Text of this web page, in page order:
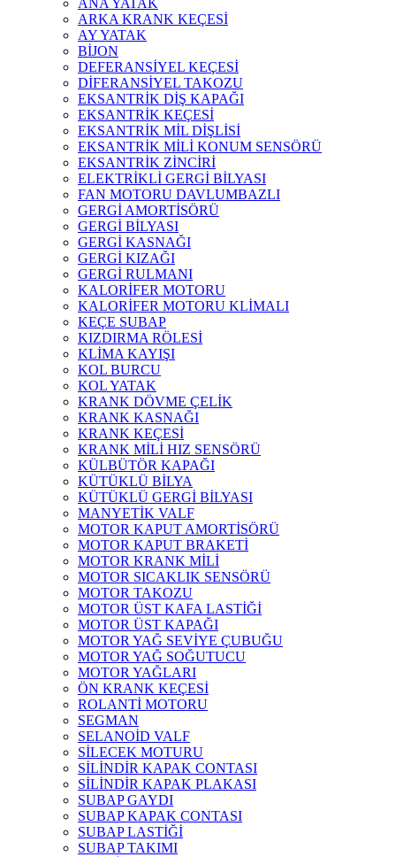
ANA YATAK
ARKA KRANK KEÇESİ
AY YATAK
BİJON
DEFERANSİYEL KEÇESİ
DİFERANSİYEL TAKOZU
EKSANTRİK DİŞ KAPAĞI
EKSANTRİK KEÇESİ
EKSANTRİK MİL DİŞLİSİ
EKSANTRİK MİLİ KONUM SENSÖRÜ
EKSANTRİK ZİNCİRİ
ELEKTRİKLİ GERGİ BİLYASI
FAN MOTORU DAVLUMBAZLI
GERGİ AMORTİSÖRÜ
GERGİ BİLYASI
GERGİ KASNAĞI
GERGİ KIZAĞI
GERGİ RULMANI
KALORİFER MOTORU
KALORİFER MOTORU KLİMALI
KEÇE SUBAP
KIZDIRMA RÖLESİ
KLİMA KAYIŞI
KOL BURCU
KOL YATAK
KRANK DÖVME ÇELİK
KRANK KASNAĞI
KRANK KEÇESİ
KRANK MİLİ HIZ SENSÖRÜ
KÜLBÜTÖR KAPAĞI
KÜTÜKLÜ BİLYA
KÜTÜKLÜ GERGİ BİLYASI
MANYETİK VALF
MOTOR KAPUT AMORTİSÖRÜ
MOTOR KAPUT BRAKETİ
MOTOR KRANK MİLİ
MOTOR SICAKLIK SENSÖRÜ
MOTOR TAKOZU
MOTOR ÜST KAFA LASTİĞİ
MOTOR ÜST KAPAĞI
MOTOR YAĞ SEVİYE ÇUBUĞU
MOTOR YAĞ SOĞUTUCU
MOTOR YAĞLARI
ÖN KRANK KEÇESİ
ROLANTİ MOTORU
SEGMAN
SELANOİD VALF
SİLECEK MOTURU
SİLİNDİR KAPAK CONTASI
SİLİNDİR KAPAK PLAKASI
SUBAP GAYDI
SUBAP KAPAK CONTASI
SUBAP LASTİĞİ
SUBAP TAKIMI